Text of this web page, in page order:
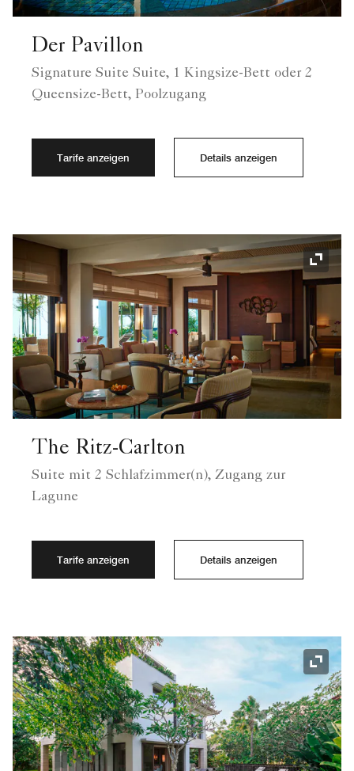
Der Pavillon
Signature Suite Suite, 1 Kingsize-Bett oder 2
Queensize-Bett, Poolzugang
Tarife anzeigen Details anzeigen
The Ritz-Carlton
Suite mit 2 Schlafzimmer(n), Zugang zur
Lagune
Tarife anzeigen Details anzeigen